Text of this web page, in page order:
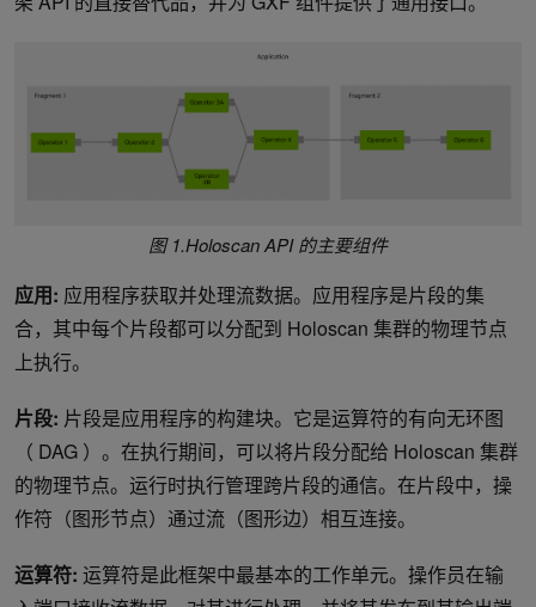
图 1.Holoscan API 的主要组件
应用: 应用程序获取并处理流数据。应用程序是片段的集
合，其中每个片段都可以分配到 Holoscan 集群的物理节点
上执行。
片段: 片段是应用程序的构建块。它是运算符的有向无环图
（ DAG ）。在执行期间，可以将片段分配给 Holoscan 集群
的物理节点。运行时执行管理跨片段的通信。在片段中，操
作符（图形节点）通过流（图形边）相互连接。
运算符: 运算符是此框架中最基本的工作单元。操作员在输